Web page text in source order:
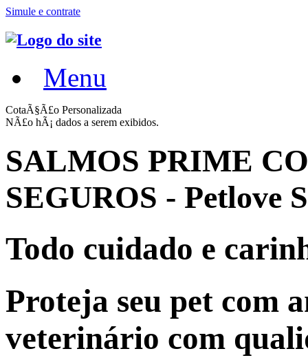
Simule e contrate
Menu
CotaÃ§Ã£o Personalizada
NÃ£o hÃ¡ dados a serem exibidos.
SALMOS PRIME
SEGUROS - Petlove
Todo cuidado e
Proteja seu pet com
veterinário com